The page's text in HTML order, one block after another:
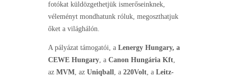
fotókat küldözgethetjük ismerőseinknek,
véleményt mondhatunk róluk, megoszthatjuk
őket a világhálón.
A pályázat támogatói, a Lenergy Hungary, a
CEWE Hungary, a Canon Hungária Kft,
az MVM, az Uniqball, a 220Volt, a Leitz-